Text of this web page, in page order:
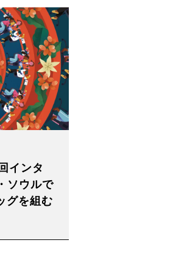
インタ
ソウルで
グを組む
製品情報